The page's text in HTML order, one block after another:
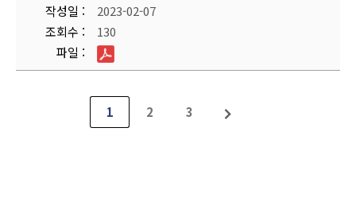
작성일
2023-02-07
조회수
130
파일
1 2 3